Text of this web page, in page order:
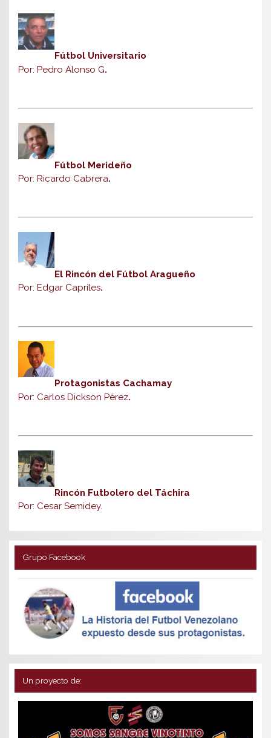
Fútbol Universitario
Por: Pedro Alonso G.
Fútbol Merideño
Por: Ricardo Cabrera.
El Rincón del Fútbol Aragueño
Por: Edgar Capriles.
Protagonistas Cachamay
Por: Carlos Dickson Pérez.
Rincón Futbolero del Táchira
Por: Cesar Semidey.
Grupo Facebook
Un proyecto de: